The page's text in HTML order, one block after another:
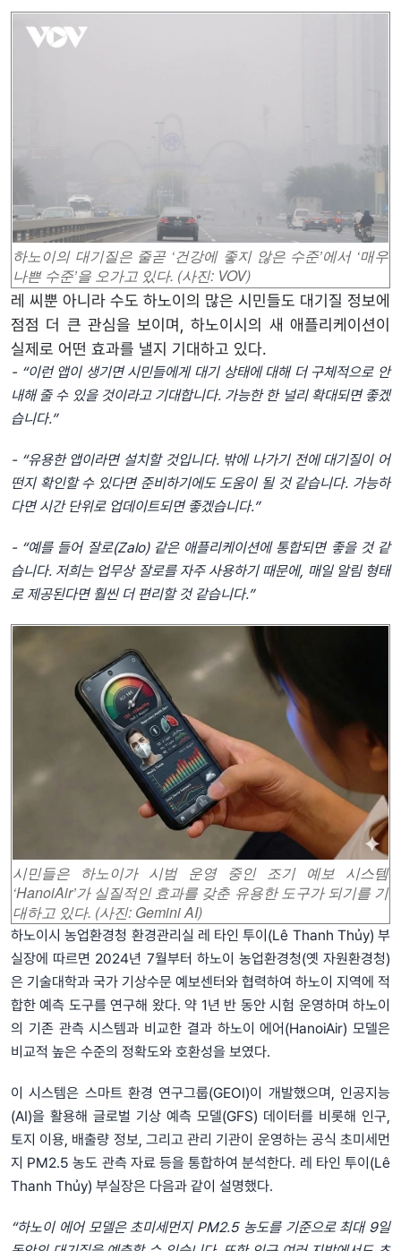
하노이의 대기질은 줄곧 ‘건강에 좋지 않은 수준’에서 ‘매우
나쁜 수준’을 오가고 있다. (사진: VOV)
레 씨뿐 아니라 수도 하노이의 많은 시민들도 대기질 정보에
점점 더 큰 관심을 보이며, 하노이시의 새 애플리케이션이
실제로 어떤 효과를 낼지 기대하고 있다.
- “이런 앱이 생기면 시민들에게 대기 상태에 대해 더 구체적으로 안
내해 줄 수 있을 것이라고 기대합니다. 가능한 한 널리 확대되면 좋겠
습니다.”
- “유용한 앱이라면 설치할 것입니다. 밖에 나가기 전에 대기질이 어
떤지 확인할 수 있다면 준비하기에도 도움이 될 것 같습니다. 가능하
다면 시간 단위로 업데이트되면 좋겠습니다.”
- “예를 들어 잘로(Zalo) 같은 애플리케이션에 통합되면 좋을 것 같
습니다. 저희는 업무상 잘로를 자주 사용하기 때문에, 매일 알림 형태
로 제공된다면 훨씬 더 편리할 것 같습니다.”
시민들은 하노이가 시범 운영 중인 조기 예보 시스템
‘HanoiAir’가 실질적인 효과를 갖춘 유용한 도구가 되기를 기
대하고 있다. (사진: Gemini AI)
하노이시 농업환경청 환경관리실 레 타인 투이(Lê Thanh Thủy) 부
실장에 따르면 2024년 7월부터 하노이 농업환경청(옛 자원환경청)
은 기술대학과 국가 기상수문 예보센터와 협력하여 하노이 지역에 적
합한 예측 도구를 연구해 왔다. 약 1년 반 동안 시험 운영하며 하노이
의 기존 관측 시스템과 비교한 결과 하노이 에어(HanoiAir) 모델은
비교적 높은 수준의 정확도와 호환성을 보였다.
이 시스템은 스마트 환경 연구그룹(GEOI)이 개발했으며, 인공지능
(AI)을 활용해 글로벌 기상 예측 모델(GFS) 데이터를 비롯해 인구,
토지 이용, 배출량 정보, 그리고 관리 기관이 운영하는 공식 초미세먼
지 PM2.5 농도 관측 자료 등을 통합하여 분석한다. 레 타인 투이(Lê
Thanh Thủy) 부실장은 다음과 같이 설명했다.
“하노이 에어 모델은 초미세먼지PM2.5 농도를 기준으로 최대9일